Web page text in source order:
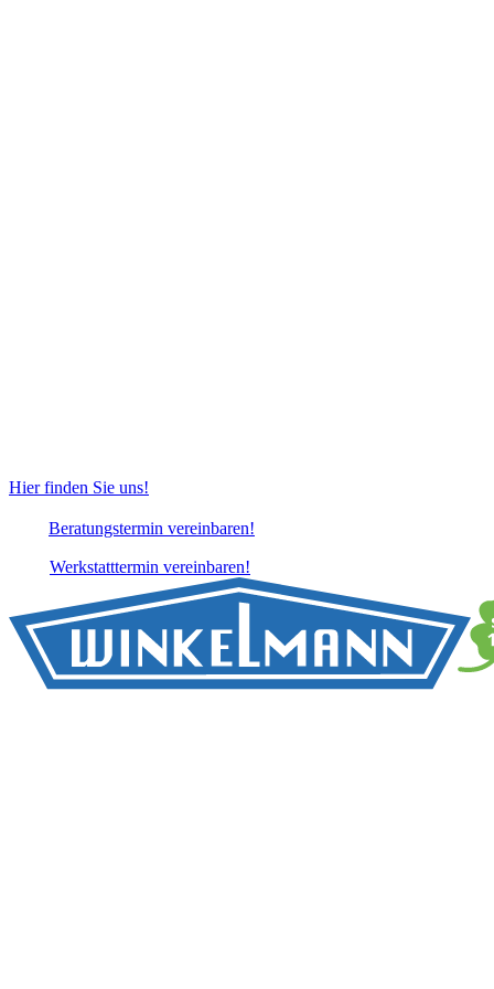
Hier finden Sie uns!
Beratungstermin vereinbaren!
Werkstatttermin vereinbaren!